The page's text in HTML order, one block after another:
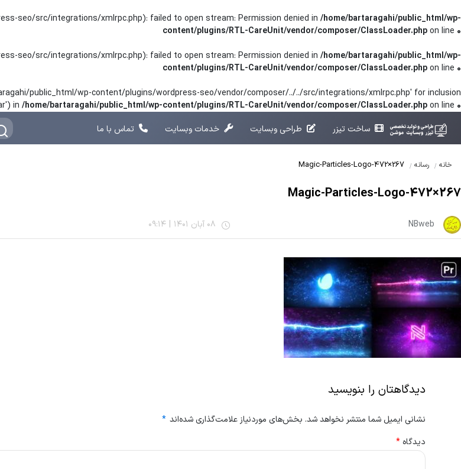
seo/src/integrations/xmlrpc.php): failed to open stream: Permission denied in /home/bartaragahi/public_html/wp-
content/plugins/RTL-CareUnit/vendor/composer/ClassLoader.phpon line 0
seo/src/integrations/xmlrpc.php): failed to open stream: Permission denied in /home/bartaragahi/public_html/wp-
content/plugins/RTL-CareUnit/vendor/composer/ClassLoader.phpon line 0
public_html/wp-content/plugins/wordpress-seo/vendor/composer/../../src/integrations/xmlrpc.php' for inclusion
in /home/bartaragahi/public_html/wp-content/plugins/RTL-CareUnit/vendor/composer/ClassLoader.phpon line 0
ساخت تیزر
طراحی وبسایت خدمات وبسایت تماس با ما
خانه رسانه
Magic-Particles-Logo-472×267
NBweb 08 آبان 1401 |
09:14
دیدگاهتان را بنویسید
نشانی ایمیل شما منتشر نخواهد شد. بخش‌های موردنیاز علامت‌گذاری شده‌اند *
دیدگاه*